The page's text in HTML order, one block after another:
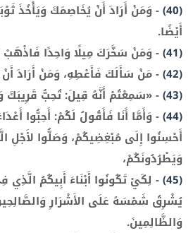
(40)
- وَمَنْ أَرَادَ أَنْ يُخَاصِمَكَ وَيَأْخُذَ
أَيْضًا.
(41)
- وَمَنْ سَخَّرَكَ مِيلًا وَاحِدًا فَاذْهَبْ
(42)
-مَنْ سَأَلَكَ فَأَعْطِهِ، وَمَنْ أَرَادَ
(43)
-«سَمِعْتُمْ أَنَّهُ قِيلَ: تُحِبُّ
(44)
- وَأَمَّا أَنَا فَأَقُولُ لَكُمْ: أَحِبُّوا
أَحْسِنُوا إِلَى مُبْغِضِيكُمْ، وَصَلُّوا لأَجْلِ
وَيَطْرُدُونَكُمْ،
(45)
- لِكَيْ تَكُونُوا أَبْنَاءَ أَبِيكُمُ
يُشْرِقُ شَمْسَهُ عَلَى الأَشْرَارِ
وَالظَّالِمِينَ.